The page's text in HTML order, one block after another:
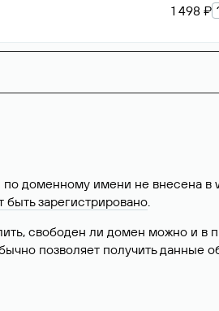
1 498 ₽
доменному имени не внесена в
быть зарегистрировано.
свободен ли домен можно и в
позволяет получить данные